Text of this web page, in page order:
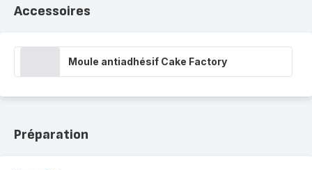
Accessoires
Moule antiadhésif Cake Factory
Préparation